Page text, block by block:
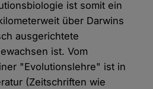
ist somit ein
über Darwins
ausgerichtete
ist. Vom
"Evolutionslehre" ist in
(Zeitschriften wie